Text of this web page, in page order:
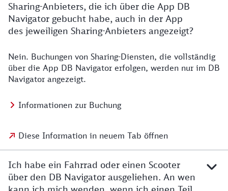
Sharing-Anbieters, die ich über die App DB
Navigator gebucht habe, auch in der App
des jeweiligen Sharing-Anbieters angezeigt?
Nein. Buchungen von Sharing-Diensten, die vollständig
über die App DB Navigator erfolgen, werden nur im DB
Navigator angezeigt.
Informationen zur Buchung
Diese Information in neuem Tab öffnen
Ich habe ein Fahrrad oder einen Scooter
über den DB Navigator ausgeliehen. An wen